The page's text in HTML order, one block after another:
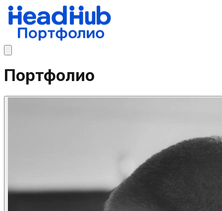
Портфолио